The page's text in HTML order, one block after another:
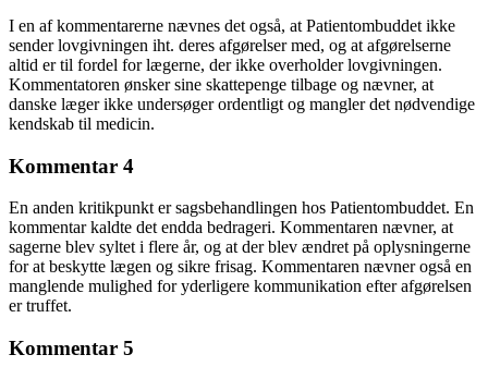
I en af kommentarerne nævnes det også, at Patientombuddet ikke
sender lovgivningen iht. deres afgørelser med, og at afgørelserne
altid er til fordel for lægerne, der ikke overholder lovgivningen.
Kommentatoren ønsker sine skattepenge tilbage og nævner, at
danske læger ikke undersøger ordentligt og mangler det nødvendige
kendskab til medicin.
Kommentar 4
En anden kritikpunkt er sagsbehandlingen hos Patientombuddet. En
kommentar kaldte det endda bedrageri. Kommentaren nævner, at
sagerne blev syltet i flere år, og at der blev ændret på oplysningerne
for at beskytte lægen og sikre frisag. Kommentaren nævner også en
manglende mulighed for yderligere kommunikation efter afgørelsen
er truffet.
Kommentar 5